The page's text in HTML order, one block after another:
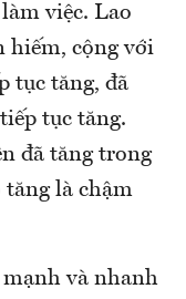
việc. Lao
hiếm, cộng với
tục tăng, đã
tục tăng.
đã tăng trong
tăng là chậm
và nhanh